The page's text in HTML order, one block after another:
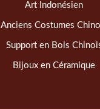
Art Indonésien
Anciens Costumes
Support en Bois
Bijoux en Céramique